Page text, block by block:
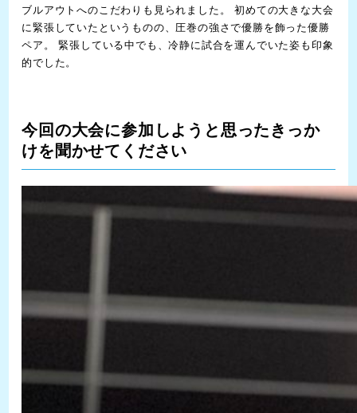
ブルアウトへのこだわりも見られました。 初めての大きな大会
に緊張していたというものの、圧巻の強さで優勝を飾った優勝
ペア。 緊張している中でも、冷静に試合を運んでいた姿も印象
的でした。
今回の大会に参加しようと思ったきっか
けを聞かせてください